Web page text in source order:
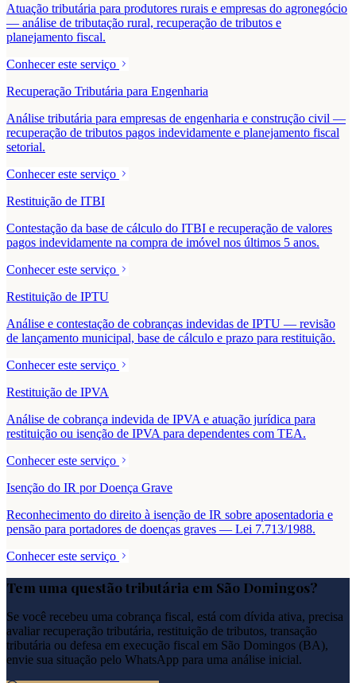
Atuação tributária para produtores rurais e empresas do agronegócio
— análise de tributação rural, recuperação de tributos e
planejamento fiscal.
Conhecer este serviço
Recuperação Tributária para Engenharia
Análise tributária para empresas de engenharia e construção civil —
recuperação de tributos pagos indevidamente e planejamento fiscal
setorial.
Conhecer este serviço
Restituição de ITBI
Contestação da base de cálculo do ITBI e recuperação de valores
pagos indevidamente na compra de imóvel nos últimos 5 anos.
Conhecer este serviço
Restituição de IPTU
Análise e contestação de cobranças indevidas de IPTU — revisão
de lançamento municipal, base de cálculo e prazo para restituição.
Conhecer este serviço
Restituição de IPVA
Análise de cobrança indevida de IPVA e atuação jurídica para
restituição ou isenção de IPVA para dependentes com TEA.
Conhecer este serviço
Isenção do IR por Doença Grave
Reconhecimento do direito à isenção de IR sobre aposentadoria e
pensão para portadores de doenças graves — Lei 7.713/1988.
Conhecer este serviço
Tem uma questão tributária em São Domingos?
Se você recebeu uma cobrança fiscal, está com dívida ativa, precisa
avaliar recuperação tributária, restituição de tributos, transação
tributária ou defesa em execução fiscal em São Domingos (BA),
envie sua situação pelo WhatsApp para uma análise inicial.